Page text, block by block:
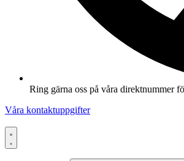
Ring gärna oss på våra direktnummer
Våra kontaktuppgifter